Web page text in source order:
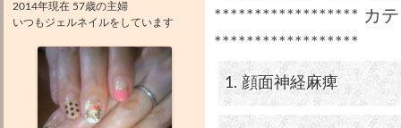
****************** カテ
******************
1. 顔面神経麻痺
2014年現在 57歳の主婦
いつもジェルネイルをしています